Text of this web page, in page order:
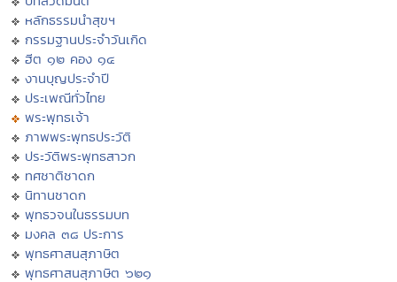
หลักธรรมนำสุขฯ
กรรมฐานประจำวันเกิด
ฮีต ๑๒ คอง ๑๔
งานบุญประจำปี
ประเพณีทั่วไทย
พระพุทธเจ้า
ภาพพระพุทธประวัติ
ประวัติพระพุทธสาวก
ทศชาติชาดก
นิทานชาดก
พุทธวจนในธรรมบท
มงคล ๓๘ ประการ
พุทธศาสนสุภาษิต
พุทธศาสนสุภาษิต ๖๒๑